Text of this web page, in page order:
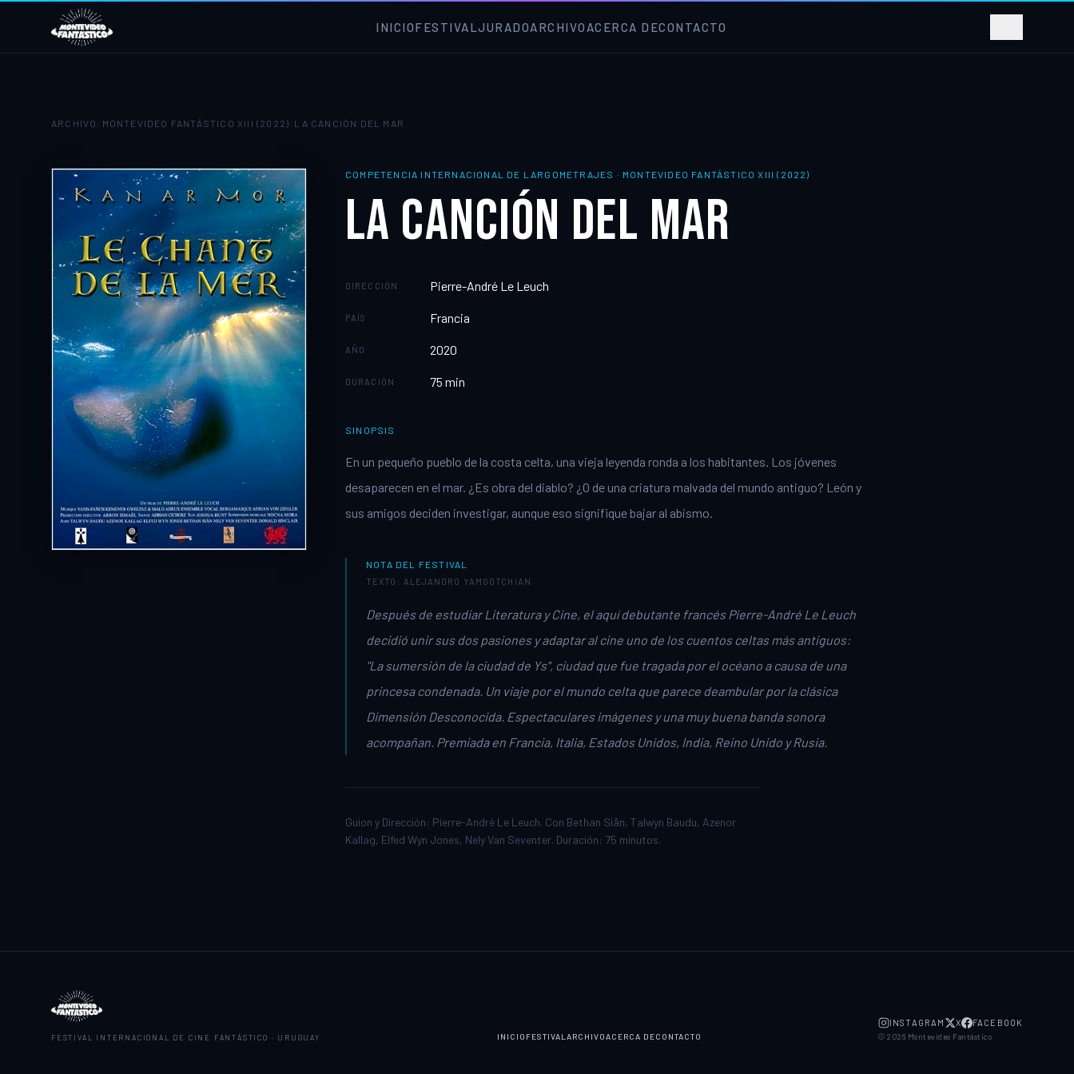
INICIOFESTIVALJURADOARCHIVO ACERCA DECONTACTO
ARCHIVO MONTEVIDEO FANTÁSTICO XIII (2022) LA CANCIÓN DEL MAR
COMPETENCIA INTERNACIONAL DE LARGOMETRAJES · MONTEVIDEO FANTÁSTICO XIII (2022)
LA CANCIÓN DEL MAR
DIRECCIÓN Pierre-André Le Leuch
PAÍS Francia
AÑO 2020
DURACIÓN 75 min
SINOPSIS
En un pequeño pueblo de la costa celta, una vieja leyenda ronda a los habitantes. Los jóvenes
desaparecen en el mar. ¿Es obra del diablo? ¿O de una criatura malvada del mundo antiguo? León y
sus amigos deciden investigar, aunque eso signifique bajar al abismo.
NOTA DEL FESTIVAL
TEXTO: ALEJANDRO YAMGOTCHIAN
Después de estudiar Literatura y Cine, el aquí debutante francés Pierre-André Le Leuch
decidió unir sus dos pasiones y adaptar al cine uno de los cuentos celtas más antiguos:
"La sumersión de la ciudad de Ys", ciudad que fue tragada por el océano a causa de una
princesa condenada. Un viaje por el mundo celta que parece deambular por la clásica
Dimensión Desconocida. Espectaculares imágenes y una muy buena banda sonora
acompañan. Premiada en Francia, Italia, Estados Unidos, India, Reino Unido y Rusia.
Guion y Dirección: Pierre-André Le Leuch. Con Bethan Siân, Talwyn Baudu, Azenor
Kallag, Elfed Wyn Jones, Nely Van Seventer. Duración: 75 minutos.
FESTIVAL INTERNACIONAL DE CINE FANTÁSTICO · URUGUAY INICIO FESTIVAL ARCHIVOACERCA DECONTACTO
INSTAGRAM X FACEBOOK
©2026 Montevideo Fantástico